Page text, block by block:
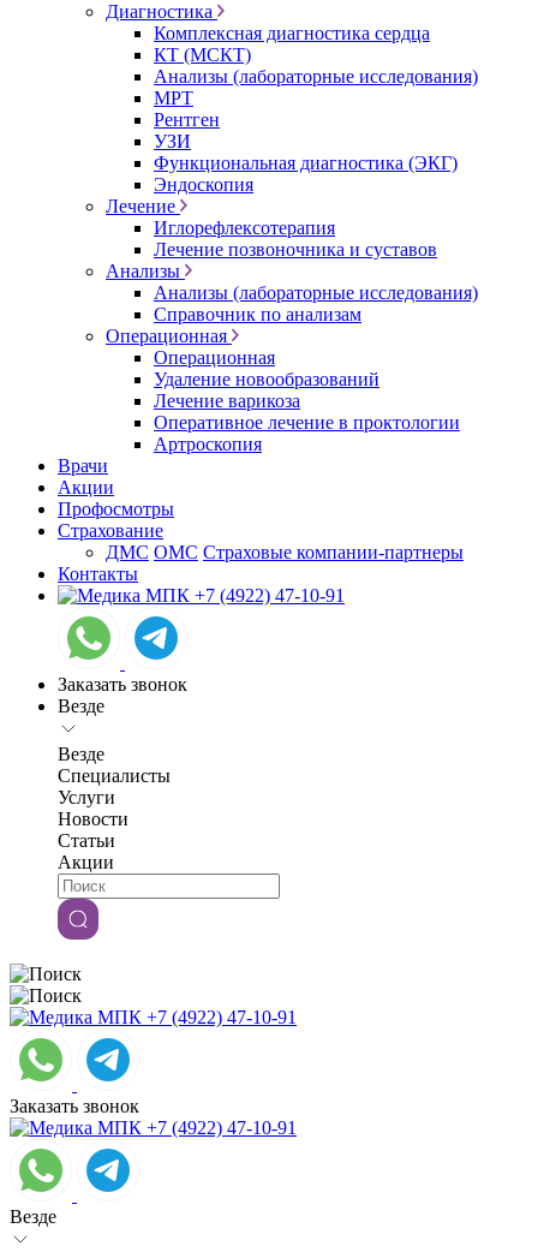
Диагностика
Комплексная диагностика сердца
КТ (МСКТ)
Анализы (лабораторные исследования)
МРТ
Рентген
УЗИ
Функциональная диагностика (ЭКГ)
Эндоскопия
Лечение
Иглорефлексотерапия
Лечение позвоночника и суставов
Анализы
Анализы (лабораторные исследования)
Справочник по анализам
Операционная
Операционная
Удаление новообразований
Лечение варикоза
Оперативное лечение в проктологии
Артроскопия
Врачи
Акции
Профосмотры
Страхование
ДМС ОМС Страховые компании-партнеры
Контакты
+7 (4922) 47-10-91
Заказать звонок
Везде
Везде
Специалисты
Услуги
Новости
Статьи
Акции
+7 (4922) 47-10-91
Заказать звонок
+7 (4922) 47-10-91
Везде